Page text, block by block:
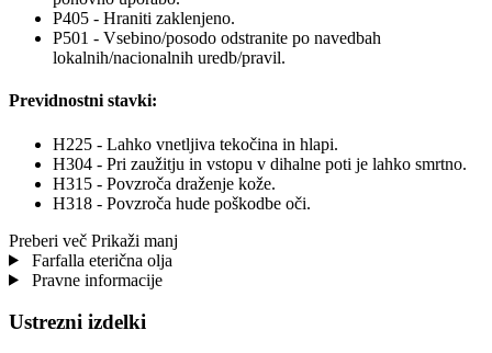
P405 - Hraniti zaklenjeno.
P501 - Vsebino/posodo odstranite po navedbah
lokalnih/nacionalnih uredb/pravil.
Previdnostni stavki:
H225 - Lahko vnetljiva tekočina in hlapi.
H304 - Pri zaužitju in vstopu v dihalne poti je lahko smrtno.
H315 - Povzroča draženje kože.
H318 - Povzroča hude poškodbe oči.
Preberi več Prikaži manj
Farfalla eterična olja
Pravne informacije
Ustrezni izdelki